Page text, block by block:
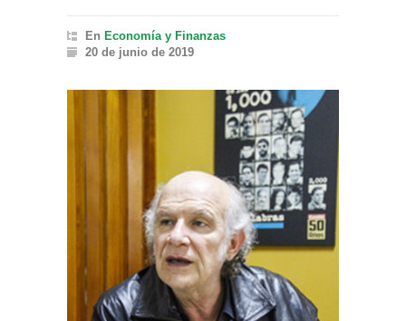
En Economía y Finanzas
20 de junio de 2019